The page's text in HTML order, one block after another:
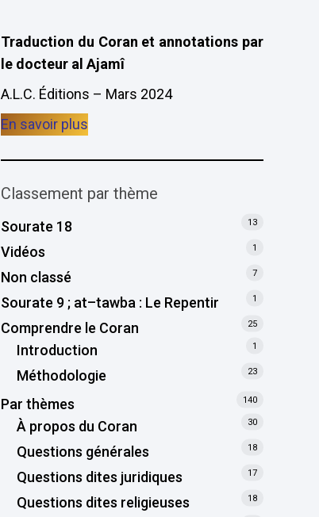
Traduction du Coran et annotations par
le docteur al Ajamî
A.L.C. Éditions – Mars 2024
En savoir plus
Classement par thème
Sourate 18 13
Vidéos 1
Non classé 7
Sourate 9 ; at–tawba : Le Repentir 1
Comprendre le Coran 25
Introduction 1
Méthodologie 23
Par thèmes 140
À propos du Coran 30
Questions générales 18
Questions dites juridiques 17
Questions dites religieuses 18